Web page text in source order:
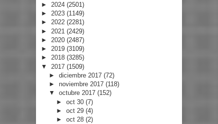
► 2024 (2501)
► 2023 (1149)
► 2022 (2281)
► 2021 (2429)
► 2020 (2487)
► 2019 (3109)
► 2018 (3285)
▼ 2017 (1509)
► diciembre 2017 (72)
► noviembre 2017 (118)
▼ octubre 2017 (152)
►oct 30(7)
►oct 29(4)
►oct 28(2)